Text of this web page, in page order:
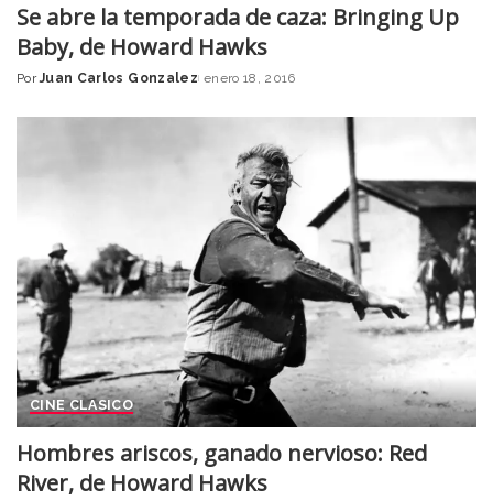
Se abre la temporada de caza: Bringing Up
Baby, de Howard Hawks
Posted
Por Juan Carlos Gonzalez enero 18, 2016
CINE CLASICO
Hombres ariscos, ganado nervioso: Red
River, de Howard Hawks